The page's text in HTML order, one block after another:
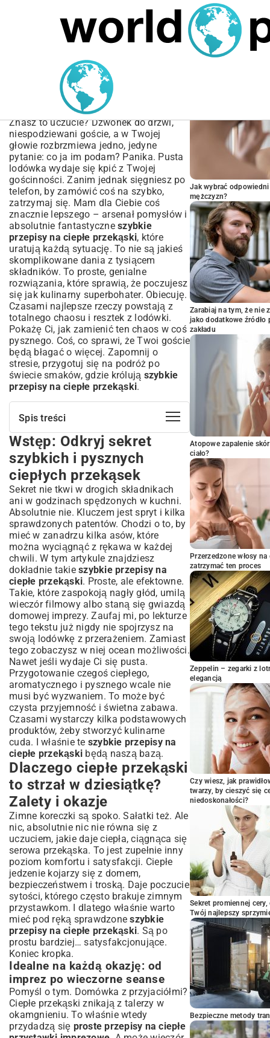
MARIUSZ ŁAMAGA 06.10.2025
Szybkie przepisy na ciepłe
przekąski – Twoje TOP
Pomysły!
Znasz to uczucie? Dzwonek do drzwi,
niespodziewani goście, a w Twojej
głowie rozbrzmiewa jedno, jedyne
pytanie: co ja im podam? Panika. Pusta
lodówka wydaje się kpić z Twojej
gościnności. Zanim jednak sięgniesz po
telefon, by zamówić coś na szybko,
zatrzymaj się. Mam dla Ciebie coś
znacznie lepszego – arsenał pomysłów i
absolutnie fantastyczne szybkie
przepisy na ciepłe przekąski, które
uratują każdą sytuację. To nie są jakieś
skomplikowane dania z tysiącem
składników. To proste, genialne
rozwiązania, które sprawią, że poczujesz
się jak kulinarny superbohater. Obiecuję.
Czasami najlepsze rzeczy powstają z
totalnego chaosu i resztek z lodówki.
Pokażę Ci, jak zamienić ten chaos w coś
pysznego. Coś, co sprawi, że Twoi goście
będą błagać o więcej. Zapomnij o
stresie, przygotuj się na podróż po
świecie smaków, gdzie królują szybkie
przepisy na ciepłe przekąski.
Spis treści
Wstęp: Odkryj sekret szybkich i
pysznych ciepłych przekąsek
Dlaczego ciepłe przekąski to strzał w
dziesiątkę? Zalety i okazje
Idealne na każdą okazję: od imprez po
wieczorne seanse
Prostota i szybkość przygotowania: Twój
czas jest cenny
Ekspresowe przepisy na ciepłe przekąski,
które pokochasz
Hity z piekarnika: Złociste i aromatyczne
Szybkie propozycje z patelni: W kilka minut
na stole
Kreatywne pomysły bez skomplikowanych
składników
Sekrety mistrza: Jak przyspieszyć i
urozmaicić ciepłe przekąski?
Lista niezbędnych składników, które warto
mieć pod ręką
Wykorzystaj resztki – zero marnowania,
maksimum smaku
Zdrowe i wegetariańskie opcje:
Smakowicie i lekko
Roślinne zamienniki w roli głównej
Inspiracje na bezmięsne ciepłe przekąski
Podsumowanie: Twoja kulinarna podróż
z szybkimi ciepłymi przekąskami
Wstęp: Odkryj sekret
szybkich i pysznych
ciepłych przekąsek
Sekret nie tkwi w drogich składnikach
ani w godzinach spędzonych w kuchni.
Absolutnie nie. Kluczem jest spryt i kilka
sprawdzonych patentów. Chodzi o to, by
mieć w zanadrzu kilka asów, które
można wyciągnąć z rękawa w każdej
chwili. W tym artykule znajdziesz
dokładnie takie szybkie przepisy na
ciepłe przekąski. Proste, ale efektowne.
Takie, które zaspokoją nagły głód, umilą
wieczór filmowy albo staną się gwiazdą
domowej imprezy. Zaufaj mi, po lekturze
tego tekstu już nigdy nie spojrzysz na
swoją lodówkę z przerażeniem. Zamiast
tego zobaczysz w niej ocean możliwości.
Nawet jeśli wydaje Ci się pusta.
Przygotowanie czegoś ciepłego,
aromatycznego i pysznego wcale nie
musi być wyzwaniem. To może być
czysta przyjemność i świetna zabawa.
Czasami wystarczy kilka podstawowych
produktów, żeby stworzyć kulinarne
cuda. I właśnie te szybkie przepisy na
ciepłe przekąski będą naszą bazą.
Dlaczego ciepłe przekąski
to strzał w dziesiątkę?
Zalety i okazje
Zimne koreczki są spoko. Sałatki też. Ale
nic, absolutnie nic nie równa się z
uczuciem, jakie daje ciepła, ciągnąca się
serowa przekąska. To jest zupełnie inny
poziom komfortu i satysfakcji. Ciepłe
jedzenie kojarzy się z domem,
bezpieczeństwem i troską. Daje poczucie
sytości, którego często brakuje zimnym
przystawkom. I dlatego właśnie warto
mieć pod ręką sprawdzoneszybkie
przepisy na ciepłe przekąski. Są po
prostu bardziej… satysfakcjonujące.
Koniec kropka.
Idealne na każdą okazję: od
imprez po wieczorne seanse
Pomyśl o tym. Domówka z przyjaciółmi?
Ciepłe przekąski znikają z talerzy w
okamgnieniu. To właśnie wtedy
przydadzą się proste przepisy na ciepłe
Jak wybrać
mężczyzn?
Zarabiaj na tym, że nie
jako dodatkowe
zakładu
Atopowe zapalenie
ciało?
Przerzedzone włosy
zatrzymać ten proces
Zeppelin – zegarki z
elegancją
Czy wiesz, jak
twarzy, by cieszyć się
niedoskonałości?
Sekret promiennej
Twój najlepszy
Bezpieczne metody